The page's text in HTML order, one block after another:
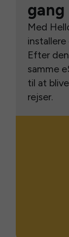
gang
Med
Efter
samme
til at
rejser.